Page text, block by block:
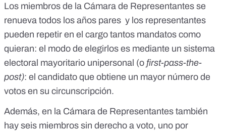
Los miembros de la Cámara de Representantes se
renueva todos los años pares y los representantes
pueden repetir en el cargo tantos mandatos como
quieran: el modo de elegirlos es mediante un sistema
electoral mayoritario unipersonal (o first-pass-the-
post): el candidato que obtiene un mayor número de
votos en su circunscripción.
Además, en la Cámara de Representantes también
hay seis miembros sin derecho a voto, uno por